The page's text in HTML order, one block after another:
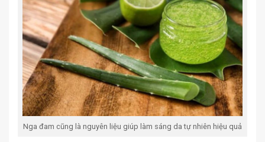
Nga đam cũng là nguyên liệu giúp làm sáng da tự nhiên hiệu quả